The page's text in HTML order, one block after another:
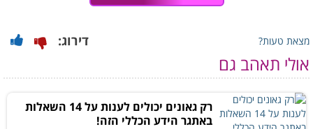
מצאת טעות? דירוג:
אולי תאהב גם
רק גאונים יכולים לענות על 14 השאלות
באתגר הידע הכללי הזה!